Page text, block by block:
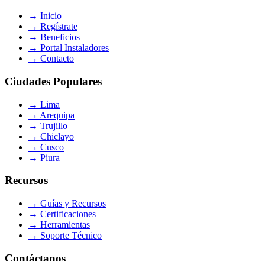
→ Inicio
→ Regístrate
→ Beneficios
→ Portal Instaladores
→ Contacto
Ciudades Populares
→ Lima
→ Arequipa
→ Trujillo
→ Chiclayo
→ Cusco
→ Piura
Recursos
→ Guías y Recursos
→ Certificaciones
→ Herramientas
→ Soporte Técnico
Contáctanos